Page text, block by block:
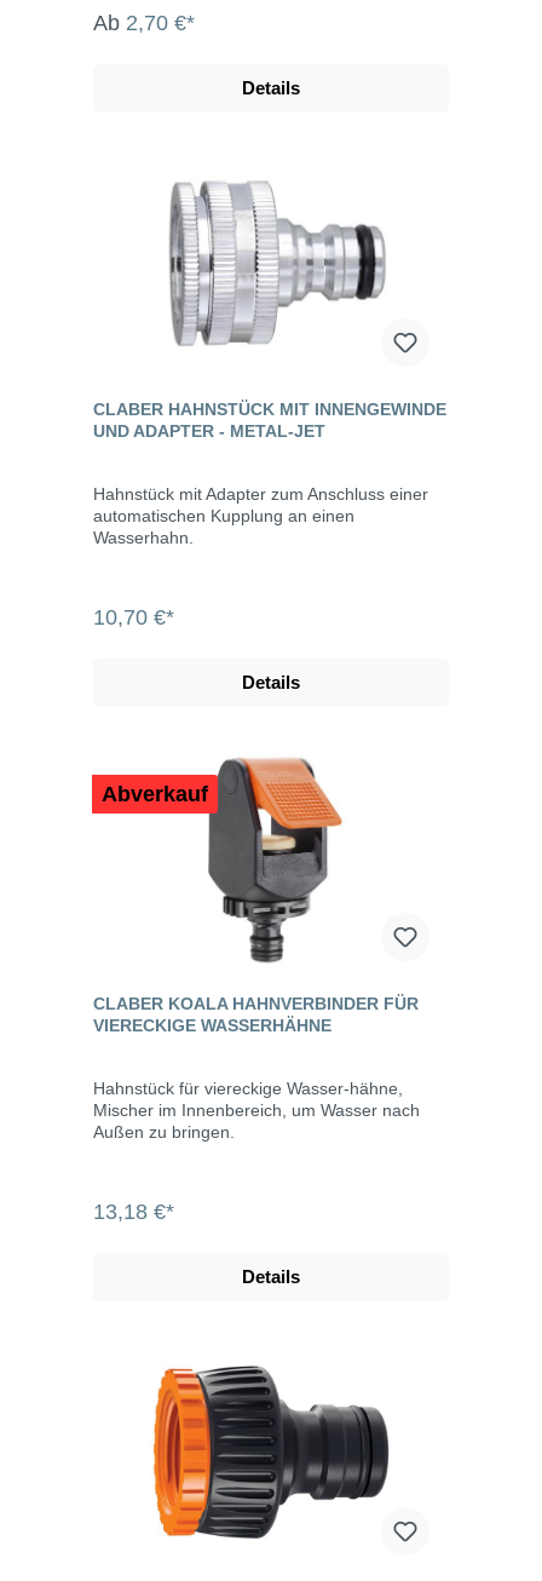
Ab 2,70 €*
Details
CLABER HAHNSTÜCK MIT INNENGEWINDE
UND ADAPTER - METAL-JET
Hahnstück mit Adapter zum Anschluss einer
automatischen Kupplung an einen
Wasserhahn.
10,70 €*
Details
Abverkauf
CLABER KOALA HAHNVERBINDER FÜR
VIERECKIGE WASSERHÄHNE
Hahnstück für viereckige Wasser-hähne,
Mischer im Innenbereich, um Wasser nach
Außen zu bringen.
13,18 €*
Details